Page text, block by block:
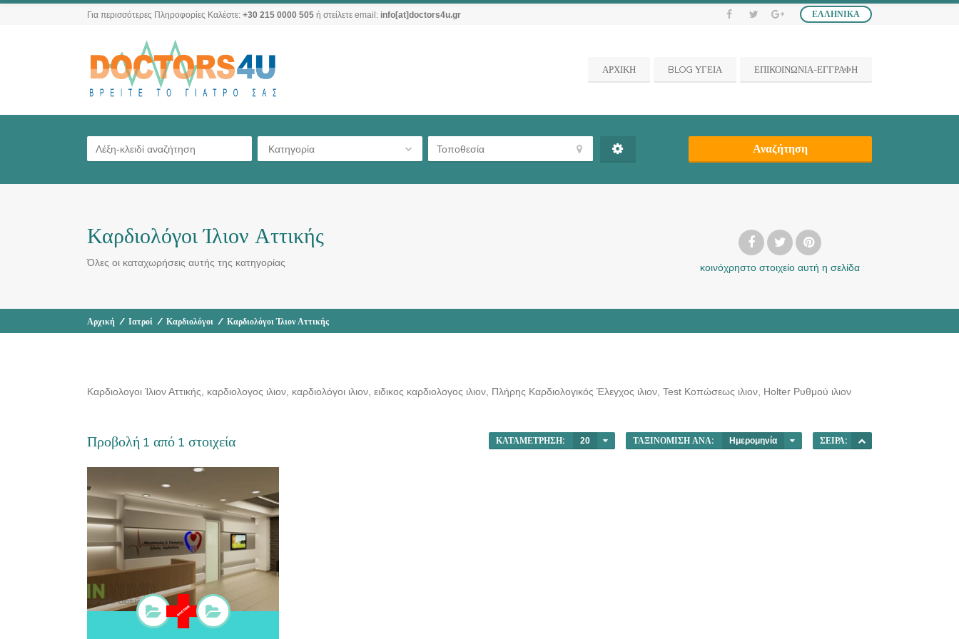
ΕΛΛΗΝΙΚΆ
Για περισσότερες Πληροφορίες Καλέστε: +30 215 0000 505 ή στείλετε email: info[at]doctors4u.gr
ΑΡΧΙΚΗ BLOG ΥΓΕΙΑ ΕΠΙΚΟΙΝΩΝΙΑ-ΕΓΓΡΑΦΗ
Κατηγορία Αναζήτηση
Καρδιολόγοι Ίλιον Αττικής
Όλες οι καταχωρήσεις αυτής της κατηγορίας κοινόχρηστο στοιχείο αυτή η σελίδα
Αρχική / Ιατροί / Καρδιολόγοι / Καρδιολόγοι Ίλιον Αττικής
Καρδιολογοι Ίλιον Αττικής, καρδιολογος ιλιον, καρδιολόγοι ιλιον, ειδικος καρδιολογος ιλιον, Πλήρης Καρδιολογικός Έλεγχος ιλιον, Test Κοπώσεως ιλιον, Holter Ρυθμού ιλιον
Προβολή 1 από 1 στοιχεία ΚΑΤΑΜΈΤΡΗΣΗ: 20 ΤΑΞΙΝΌΜΙΣΗ ΑΝΆ: Ημερομηνία ΣΕΙΡΆ: